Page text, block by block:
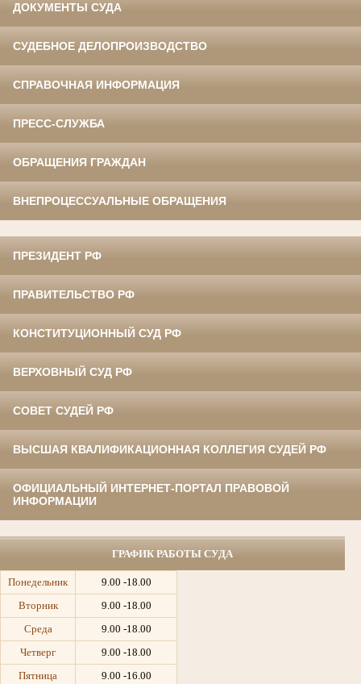
ДОКУМЕНТЫ СУДА
СУДЕБНОЕ ДЕЛОПРОИЗВОДСТВО
СПРАВОЧНАЯ ИНФОРМАЦИЯ
ПРЕСС-СЛУЖБА
ОБРАЩЕНИЯ ГРАЖДАН
ВНЕПРОЦЕССУАЛЬНЫЕ ОБРАЩЕНИЯ
ПРЕЗИДЕНТ РФ
ПРАВИТЕЛЬСТВО РФ
КОНСТИТУЦИОННЫЙ СУД РФ
ВЕРХОВНЫЙ СУД РФ
СОВЕТ СУДЕЙ РФ
ВЫСШАЯ КВАЛИФИКАЦИОННАЯ КОЛЛЕГИЯ СУДЕЙ РФ
ОФИЦИАЛЬНЫЙ ИНТЕРНЕТ-ПОРТАЛ ПРАВОВОЙ
ИНФОРМАЦИИ
ГРАФИК РАБОТЫ СУДА
Понедельник
9.00 -18.00
Вторник
9.00 -18.00
Среда
9.00 -18.00
Четверг
9.00 -18.00
Пятница
9.00 -16.00